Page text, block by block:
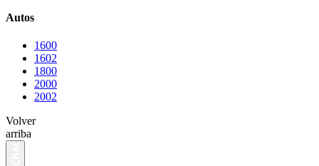
Autos
1600
1602
1800
2000
2002
Volver
arriba